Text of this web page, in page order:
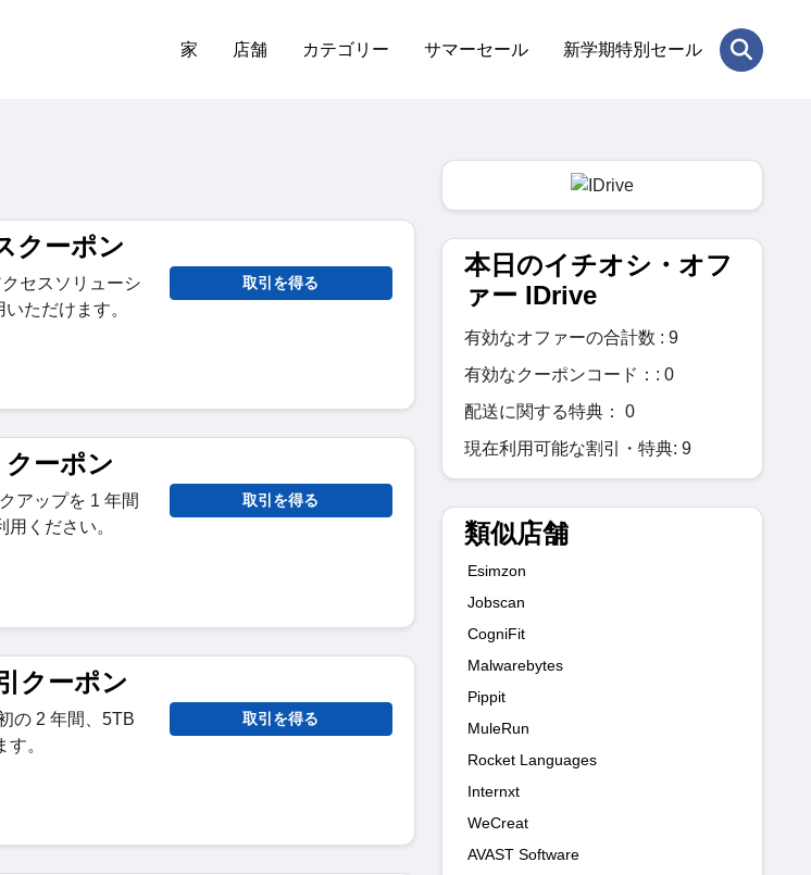
家 店舗 カテゴリー サマーセール 新学期特別セール
クーポン
セスソリューシ
ただけます。
取引を得る
ーポン
アップを 1 年間
ください。
取引を得る
クーポン
の 2 年間、5TB
。
取引を得る
本日のイチオシ・オフ
ァー IDrive
有効なオファーの合計数 : 9
有効なクーポンコード：: 0
配送に関する特典： 0
現在利用可能な割引・特典: 9
類似店舗
Esimzon
Jobscan
CogniFit
Malwarebytes
Pippit
MuleRun
Rocket Languages
Internxt
WeCreat
AVAST Software